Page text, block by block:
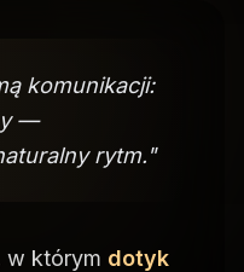
komunikacji:
—
rytm."
w którym dotyk